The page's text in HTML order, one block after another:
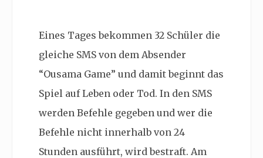
Eines Tages bekommen 32 Schüler die
gleiche SMS von dem Absender
“Ousama Game” und damit beginnt das
Spiel auf Leben oder Tod. In den SMS
werden Befehle gegeben und wer die
Befehle nicht innerhalb von 24
Stunden ausführt, wird bestraft. Am